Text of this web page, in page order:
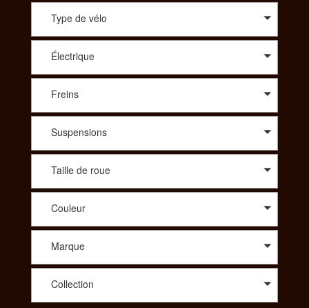
Type de vélo
Électrique
Freins
Suspensions
Taille de roue
Couleur
Marque
Collection